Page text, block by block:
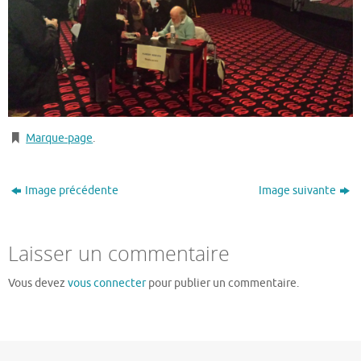
Marque-page.
Image précédente Image suivante
Laisser un commentaire
Vous devez vous connecterpour publier un commentaire.